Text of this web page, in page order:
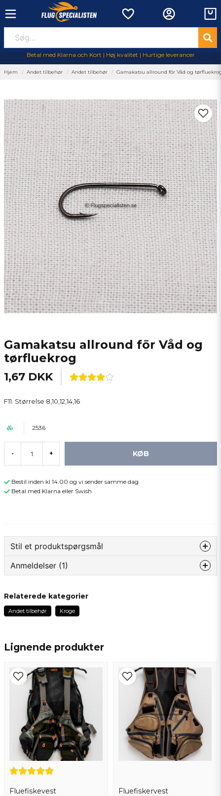
Betal med Klarna och Kort | Høj kvalitet | Hurtige leverancer
Hjem Andet tilbehør Andet tilbehør Gamakatsu allround fōr Våd og
Gamakatsu allround fōr Våd og
tørfluekrog
1,67 DKK
F11. Størrelse 8,10,12,14,16
2536
- + KØB
Bestil inden kl 14.00 og vi sender samme dag
Betal med Klarna eller Swish
Lignende produkter
Fluefiskevest Fluefiskervest
Stil et produktspørgsmål
question
Spørg os om noget om dette produkt...
Ja, du kan offentliggøre mit spørgsmål
Anmeldelser (1)
Lars
Relaterede kategorier
Andet tilbehør Kroge